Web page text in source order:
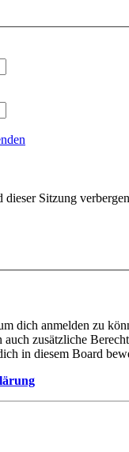
Sitzung verbergen
dich anmelden zu
zusätzliche
in diesem Board